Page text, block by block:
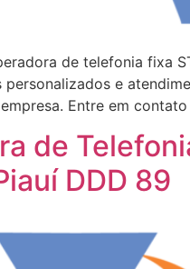
de telefonia fixa
personalizados e
Entre em
de
DDD 89